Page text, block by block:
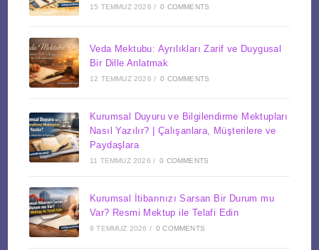
15 TEMMUZ 2026 / 0 COMMENTS
Veda Mektubu: Ayrılıkları Zarif ve Duygusal
Bir Dille Anlatmak
12 TEMMUZ 2026 / 0 COMMENTS
Kurumsal Duyuru ve Bilgilendirme Mektupları
Nasıl Yazılır? | Çalışanlara, Müşterilere ve
Paydaşlara
11 TEMMUZ 2026 / 0 COMMENTS
Kurumsal İtibarınızı Sarsan Bir Durum mu
Var? Resmi Mektup ile Telafi Edin
9 TEMMUZ 2026 / 0 COMMENTS